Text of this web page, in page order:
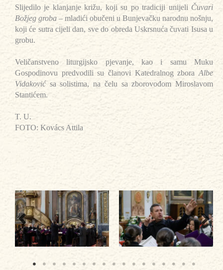
Slijedilo je klanjanje križu, koji su po tradiciji unijeli Čuvari
Božjeg groba – mladići obučeni u Bunjevačku narodnu nošnju,
koji će sutra cijeli dan, sve do obreda Uskrsnuća čuvati Isusa u
grobu.
Veličanstveno liturgijsko pjevanje, kao i samu Muku
Gospodinovu predvodili su članovi Katedralnog zboraAlbe
Vidakovićsa solistima, na čelu sa zborovođom Miroslavom
Stantićem.
T. U.
FOTO: Kovács Attila